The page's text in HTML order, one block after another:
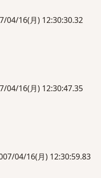
04/16(月) 12:30:30.32
04/16(月) 12:30:47.35
04/16(月) 12:30:59.83